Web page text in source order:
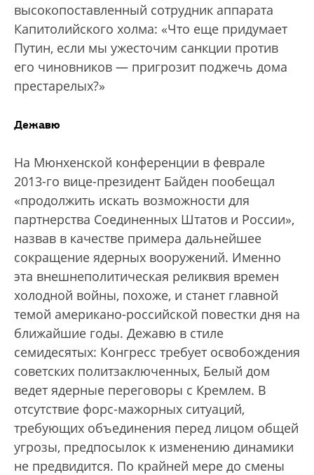
высокопоставленный сотрудник аппарата
Капитолийского холма: «Что еще придумает
Путин, если мы ужесточим санкции против
его чиновников — пригрозит поджечь дома
престарелых?»
Дежавю
На Мюнхенской конференции в феврале
2013-го вице-президент Байден пообещал
«продолжить искать возможности для
партнерства Соединенных Штатов и России»,
назвав в качестве примера дальнейшее
сокращение ядерных вооружений. Именно
эта внешнеполитическая реликвия времен
холодной войны, похоже, и станет главной
темой американо-российской повестки дня на
ближайшие годы. Дежавю в стиле
семидесятых: Конгресс требует освобождения
советских политзаключенных, Белый дом
ведет ядерные переговоры с Кремлем. В
отсутствие форс-мажорных ситуаций,
требующих объединения перед лицом общей
угрозы, предпосылок к изменению динамики
не предвидится. По крайней мере до смены